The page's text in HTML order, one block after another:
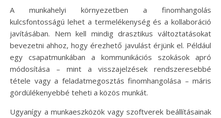
A munkahelyi környezetben a finomhangolás
kulcsfontosságú lehet a termelékenység és a kollaboráció
javításában. Nem kell mindig drasztikus változtatásokat
bevezetni ahhoz, hogy érezhető javulást érjünk el. Például
egy csapatmunkában a kommunikációs szokások apró
módosítása – mint a visszajelzések rendszeresebbé
tétele vagy a feladatmegosztás finomhangolása – máris
gördülékenyebbé teheti a közös munkát.
Ugyanígy a munkaeszközök vagy szoftverek beállításainak